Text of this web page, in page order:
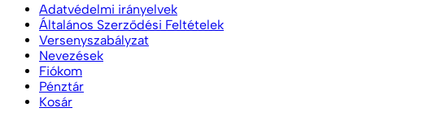
Adatvédelmi irányelvek
Általános Szerződési Feltételek
Versenyszabályzat
Nevezések
Fiókom
Pénztár
Kosár